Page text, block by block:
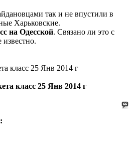
так и не впустили в
Харьковские.
на Одесской. Связано ли это с
класс 25 Янв 2014 г
класс 25 Янв 2014 г